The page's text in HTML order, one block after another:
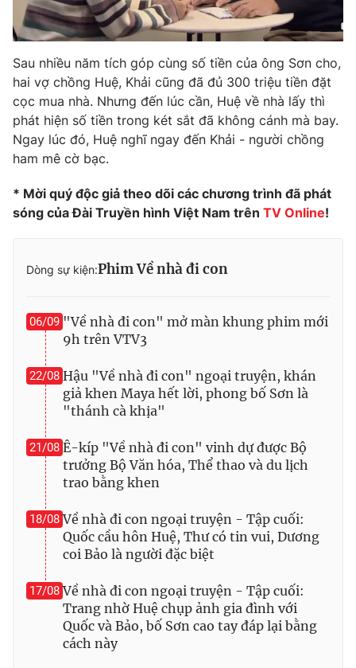
THỜI BÁO VTV
Theo dõi báo trên
Cơ quan chủ quản:
Giấy phép hoạt động báo in và báo điện tử số 483/GP-BTTTT
cấp ngày 29/12/2023
Phó Tổng Biên tập:
Nguyễn Thị Mỹ Hạnh, Phạm Quốc Thắng,
Nguyễn Trọng Ninh
Ðiện thoại Thời báo VTV:024.66 897 897
Email: toasoan@vtv.vn
Liên hệ quảng cáo:
® Cấm sao chép dưới mọi hình thức nếu không có sự chấp
thuận bằng văn bản. Ghi rõ nguồn VTV.vn khi phát hành lại
thông tin từ website này.
Sau nhiều năm tích góp cùng số tiền của ông Sơn cho,
hai vợ chồng Huệ, Khải cũng đã đủ 300 triệu tiền đặt
cọc mua nhà. Nhưng đến lúc cần, Huệ về nhà lấy thì
phát hiện số tiền trong két sắt đã không cánh mà bay.
Ngay lúc đó, Huệ nghĩ ngay đến Khải - người chồng
ham mê cờ bạc.
* Mời quý độc giả theo dõi các chương trình đã phát
sóng của Đài Truyền hình Việt Nam trên TV Online!
Dòng sự kiện:Phim Về nhà đi con
06/09 "Về nhà đi con" mở màn khung phim mới
9h trên VTV3
22/08 Hậu "Về nhà đi con" ngoại truyện, khán
giả khen Maya hết lời, phong bố Sơn là
"thánh cà khịa"
21/08 Ê-kíp "Về nhà đi con" vinh dự được Bộ
trưởng Bộ Văn hóa, Thể thao và du lịch
trao bằng khen
18/08 Về nhà đi con ngoại truyện - Tập cuối:
Quốc cầu hôn Huệ, Thư có tin vui, Dương
coi Bảo là người đặc biệt
17/08 Về nhà đi con ngoại truyện - Tập cuối:
Trang nhờ Huệ chụp ảnh gia đình với
Quốc và Bảo, bố Sơn cao tay đáp lại bằng
cách này